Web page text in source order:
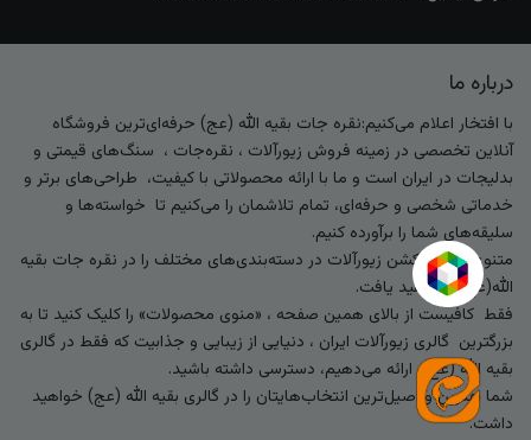
درباره ما
با افتخار اعلام می‌کنیم:نقره جات بقیه الله (عج) حرفه‌ای‌ترین فروشگاه
آنلاین تخصصی در زمینه فروش زیورآلات ، نقره‌جات ، سنگ‌های قیمتی و
بدلیجات در ایران است و ما با ارائه محصولاتی با کیفیت، طراحی‌های برتر و
خدماتی شخصی و حرفه‌ای، تمام تلاشمان را می‌کنیم تا خواسته‌ها و
سلیقه‌های شما را برآورده کنیم.
متنوع‌ترین کالکشن زیورآلات در دسته‌بندی‌های مختلف را در نقره جات بقیه
الله(عج) خواهید یافت.
فقط کافیست از بالای همین صفحه ، «منوی محصولات» را کلیک کنید تا به
بزرگترین گالری زیورآلات ایران ، دنیایی از زیبایی و جذابیت که فقط در گالری
بقیه الله (عج) ارائه می‌دهیم، دسترسی داشته باشید.
شما بهترین و اصیل‌ترین انتخاب‌هایتان را در گالری بقیه الله (عج) خواهید
داشت.